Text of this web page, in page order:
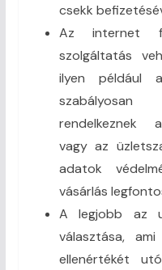
csekk
Az internet
szolgáltatás
ilyen például
szabályosan
rendelkeznek
vagy az
adatok
vásárlás
A legjobb az
választása,
ellenértékét